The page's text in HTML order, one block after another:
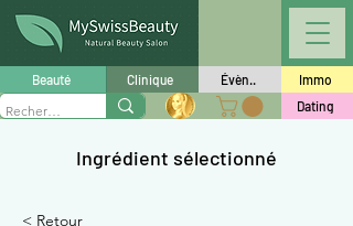
Beauté Clinique Évèn..
Immo
Dating
Ingrédient sélectionné
< Retour